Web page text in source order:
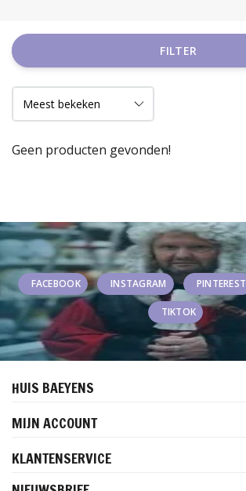
FILTER
Geen producten gevonden!
FACEBOOK INSTAGRAM PINTEREST
TIKTOK
HUIS BAEYENS
MIJN ACCOUNT
KLANTENSERVICE